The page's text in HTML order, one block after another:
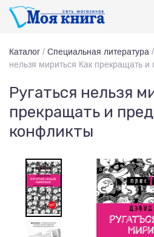
Каталог / Специальная литература /
нельзя мириться Как прекращать
Ругаться нельзя
прекращать и
конфликты